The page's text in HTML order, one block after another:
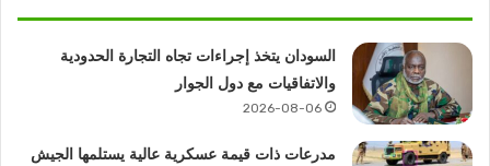
السودان يتخذ إجراءات تجاه التجارة الحدودية
والاتفاقيات مع دول الجوار
2026-08-06
مدرعات ذات قيمة عسكرية عالية يستلمها الجيش